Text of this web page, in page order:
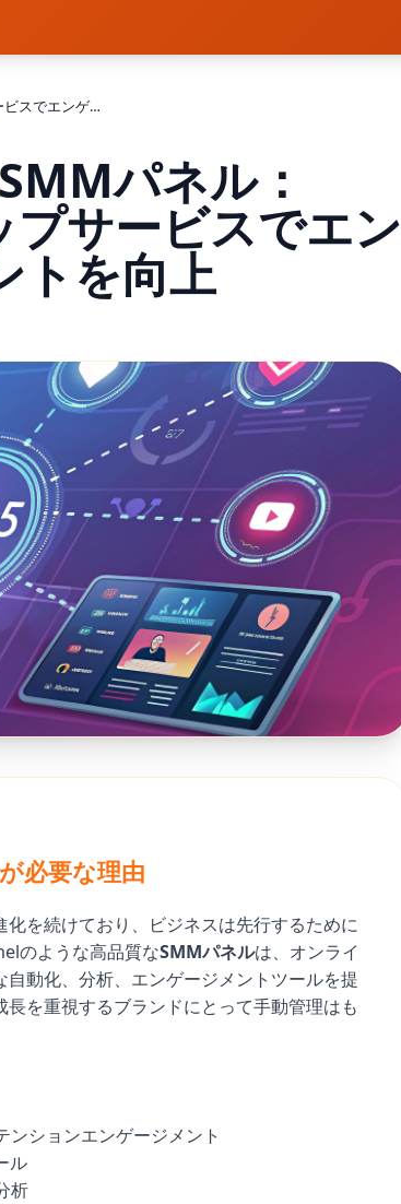
2025年最高のSMMパネル：Godofpanelのトップサービスでエンゲージメントを向上
パネル：
サービスでエン
トを向上
必要な理由
を続けており、ビジネスは先行するために
のような高品質なSMMパネルは、オンライ
動化、分析、エンゲージメントツールを提
を重視するブランドにとって手動管理はも
ションエンゲージメント
ル
析